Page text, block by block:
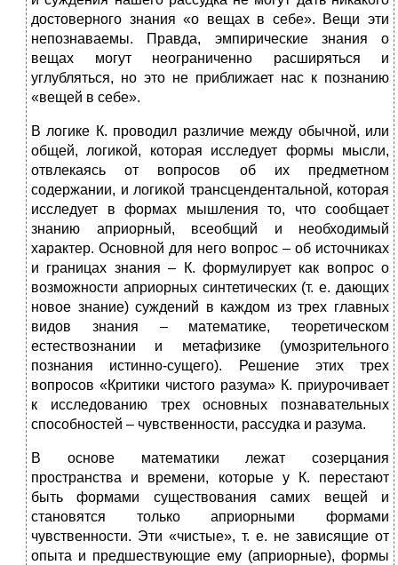
достоверного знания «о вещах в себе». Вещи эти
непознаваемы. Правда, эмпирические знания о
вещах могут неограниченно расширяться и
углубляться, но это не приближает нас к познанию
«вещей в себе».
В логике К. проводил различие между обычной, или
общей, логикой, которая исследует формы мысли,
отвлекаясь от вопросов об их предметном
содержании, и логикой трансцендентальной, которая
исследует в формах мышления то, что сообщает
знанию априорный, всеобщий и необходимый
характер. Основной для него вопрос – об источниках
и границах знания – К. формулирует как вопрос о
возможности априорных синтетических (т. е. дающих
новое знание) суждений в каждом из трех главных
видов знания – математике, теоретическом
естествознании и метафизике (умозрительного
познания истинно-сущего). Решение этих трех
вопросов «Критики чистого разума» К. приурочивает
к исследованию трех основных познавательных
способностей – чувственности, рассудка и разума.
В основе математики лежат созерцания
пространства и времени, которые у К. перестают
быть формами существования самих вещей и
становятся только априорными формами
чувственности. Эти «чистые», т. е. не зависящие от
опыта и предшествующие ему (априорные), формы